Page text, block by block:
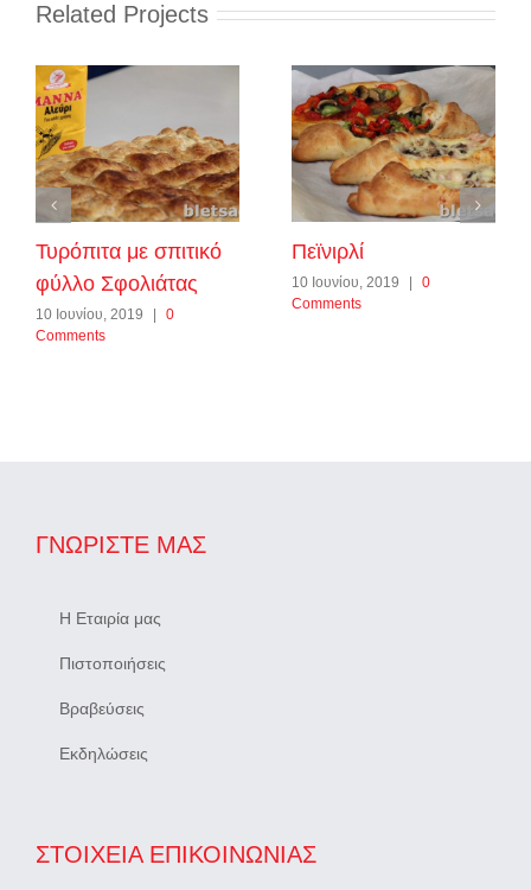
Related Projects
Τυρόπιτα με σπιτικό
φύλλο Σφολιάτας
10 Ιουνίου, 2019 |
0
Comments
Πεϊνιρλί
10 Ιουνίου, 2019 |
0
Comments
ΓΝΩΡΊΣΤΕ ΜΑΣ
Η Εταιρία μας
Πιστοποιήσεις
Βραβεύσεις
Εκδηλώσεις
ΣΤΟΙΧΕΙΑ ΕΠΙΚΟΙΝΩΝΙΑΣ